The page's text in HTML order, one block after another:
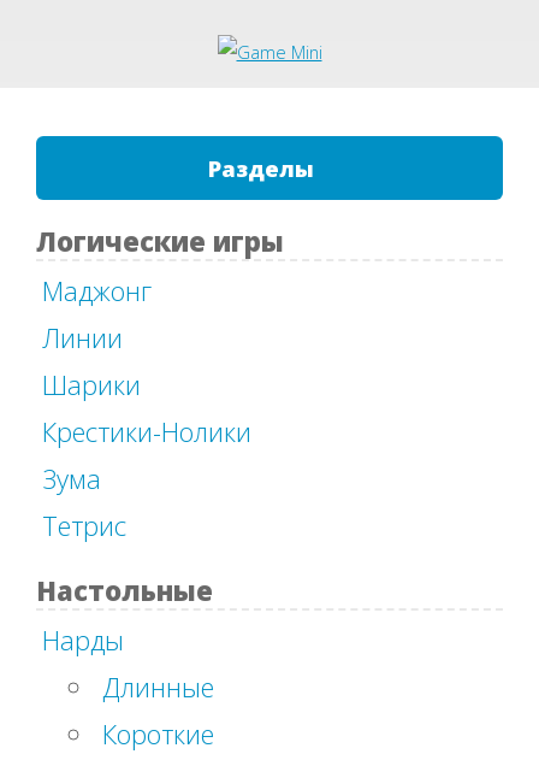
Разделы
Логические игры
Маджонг
Линии
Шарики
Крестики-Нолики
Зума
Тетрис
Настольные
Нарды
Длинные
Короткие